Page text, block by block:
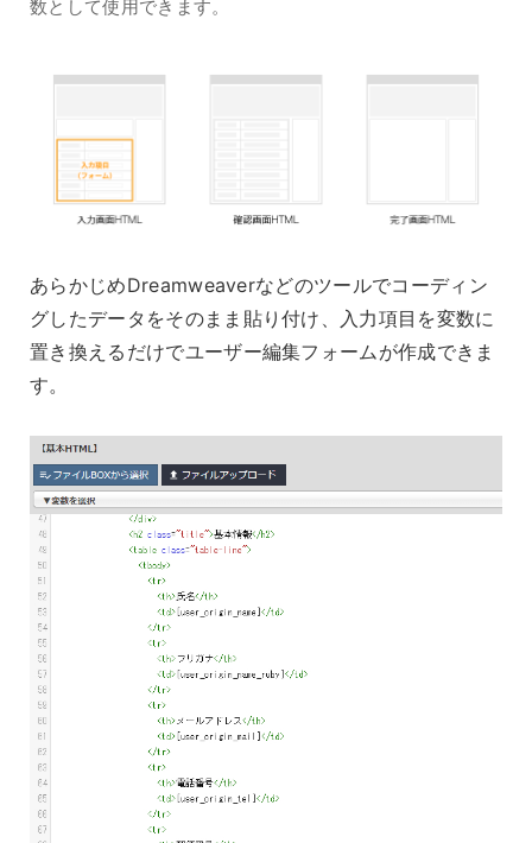
数として使用できます。
あらかじめDreamweaverなどのツールでコーディン
グしたデータをそのまま貼り付け、入力項目を変数に
置き換えるだけでユーザー編集フォームが作成できま
す。